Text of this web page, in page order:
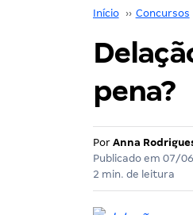
Início ›› Concursos
pena?
Por Anna
Publicado em 07/
2 min. de leitura